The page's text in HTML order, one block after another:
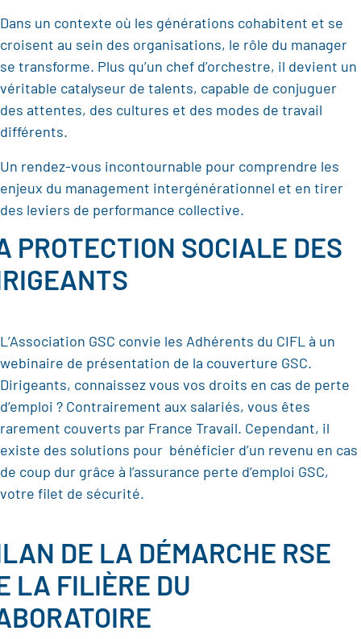
Dans un contexte où les générations cohabitent et se
croisent au sein des organisations, le rôle du manager
se transforme. Plus qu’un chef d’orchestre, il devient un
véritable catalyseur de talents, capable de conjuguer
des attentes, des cultures et des modes de travail
différents.
Un rendez-vous incontournable pour comprendre les
enjeux du management intergénérationnel et en tirer
des leviers de performance collective.
PROTECTION SOCIALE DES
L’Association GSC convie les Adhérents du CIFL à un
webinaire de présentation de la couverture GSC.
Dirigeants, connaissez vous vos droits en cas de perte
d’emploi ? Contrairement aux salariés, vous êtes
rarement couverts par France Travail. Cependant, il
existe des solutions pour bénéficier d’un revenu en cas
de coup dur grâce à l’assurance perte d’emploi GSC,
votre filet de sécurité.
DE LA DÉMARCHE RSE
LA FILIÈRE DU